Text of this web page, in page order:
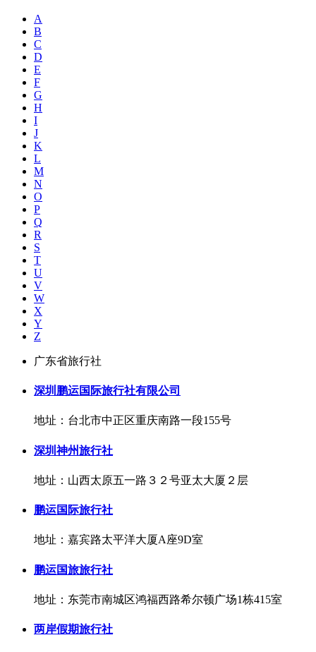
A
B
C
D
E
F
G
H
I
J
K
L
M
N
O
P
Q
R
S
T
U
V
W
X
Y
Z
广东省旅行社
深圳鹏运国际旅行社有限公司
地址：台北市中正区重庆南路一段155号
深圳神州旅行社
地址：山西太原五一路３２号亚太大厦２层
鹏运国际旅行社
地址：嘉宾路太平洋大厦A座9D室
鹏运国旅旅行社
地址：东莞市南城区鸿福西路希尔顿广场1栋415室
两岸假期旅行社